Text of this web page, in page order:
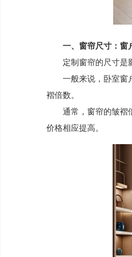
一、窗帘尺寸：窗
定制窗帘的尺寸是影
一般来说，卧室窗户
褶倍数。
通常，窗帘的皱褶倍
价格相应提高。